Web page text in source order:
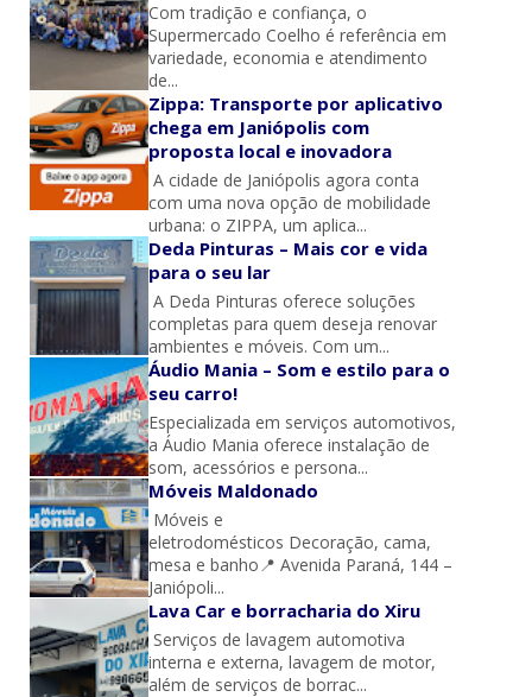
Com tradição e confiança, o
Supermercado Coelho é referência em
variedade, economia e atendimento
de...
Zippa: Transporte por aplicativo
chega em Janiópolis com
proposta local e inovadora
A cidade de Janiópolis agora conta
com uma nova opção de mobilidade
urbana: o ZIPPA, um aplica...
Deda Pinturas – Mais cor e vida
para o seu lar
A Deda Pinturas oferece soluções
completas para quem deseja renovar
ambientes e móveis. Com um...
Áudio Mania – Som e estilo para o
seu carro!
Especializada em serviços automotivos,
a Áudio Mania oferece instalação de
som, acessórios e persona...
Móveis Maldonado
Móveis e
eletrodomésticos Decoração, cama,
mesa e banho📍 Avenida Paraná, 144 –
Janiópoli...
Lava Car e borracharia do Xiru
Serviços de lavagem automotiva
interna e externa, lavagem de motor,
além de serviços de borrac...